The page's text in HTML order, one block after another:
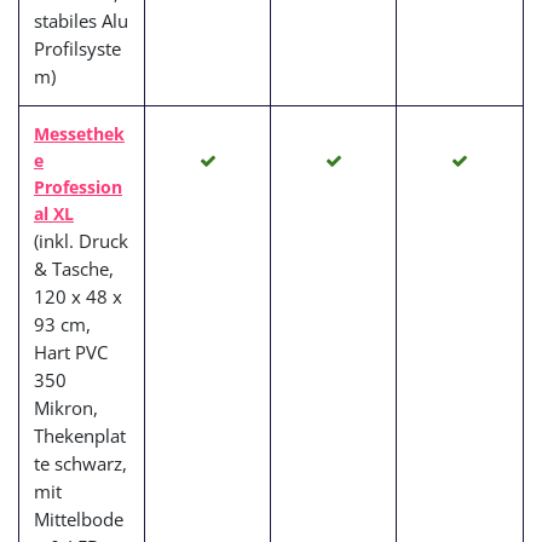
stabiles Alu
Profilsyste
m)
Messethek
e
Profession
al XL
(inkl. Druck
& Tasche,
120 x 48 x
93 cm,
Hart PVC
350
Mikron,
Thekenplat
te schwarz,
mit
Mittelbode